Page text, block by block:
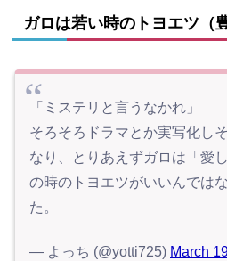
ガロは若い時のトヨエツ（
「ミステリと言うなかれ」
そろそろドラマとか実写化し
なり、とりあえずガロは「愛
の時のトヨエツがいいんでは
た。
— よっち (@yotti725) March